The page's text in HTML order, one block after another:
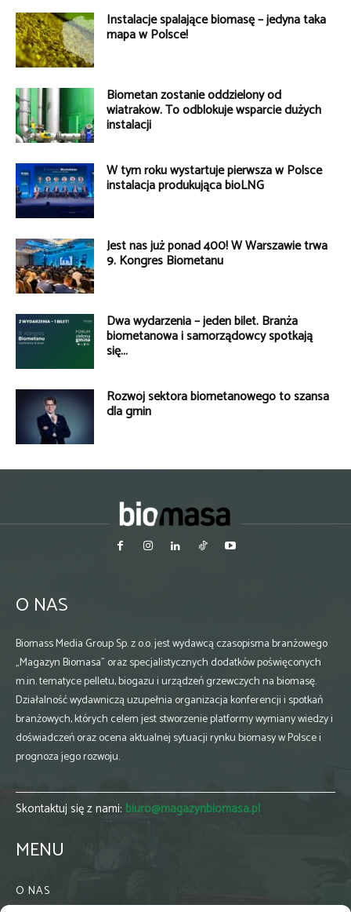
Instalacje spalające biomasę – jedyna taka
mapa w Polsce!
Biometan zostanie oddzielony od
wiatraków. To odblokuje wsparcie dużych
instalacji
W tym roku wystartuje pierwsza w Polsce
instalacja produkująca bioLNG
Jest nas już ponad 400! W Warszawie trwa
9. Kongres Biometanu
Dwa wydarzenia – jeden bilet. Branża
biometanowa i samorządowcy spotkają
się...
Rozwój sektora biometanowego to szansa
dla gmin
O NAS
Biomass Media Group Sp. z o.o. jest wydawcą czasopisma branżowego
„Magazyn Biomasa” oraz specjalistycznych dodatków poświęconych
m.in. tematyce pelletu, biogazu i urządzeń grzewczych na biomasę.
Działalność wydawniczą uzupełnia organizacja konferencji i spotkań
branżowych, których celem jest stworzenie platformy wymiany wiedzy i
doświadczeń oraz ocena aktualnej sytuacji rynku biomasy w Polsce i
prognoza jego rozwoju.
Skontaktuj się z nami: biuro@magazynbiomasa.pl
MENU
O NAS